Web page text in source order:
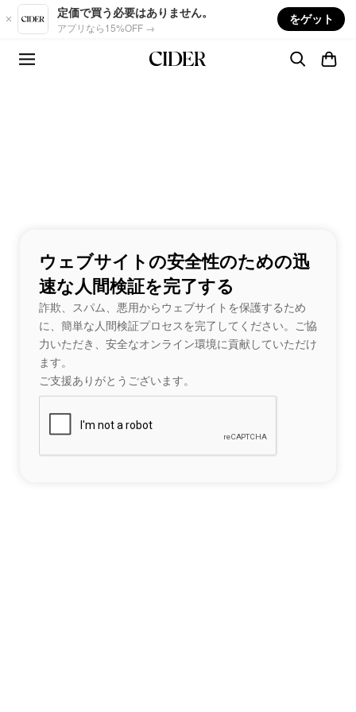
Skip to main content
定価で買う必要はありません。
アプリなら15%OFF →
をゲット
ウェブサイトの安全性のための迅
速な人間検証を完了する
詐欺、スパム、悪用からウェブサイトを保護するため
に、簡単な人間検証プロセスを完了してください。ご協
力いただき、安全なオンライン環境に貢献していただけ
ます。
ご支援ありがとうございます。